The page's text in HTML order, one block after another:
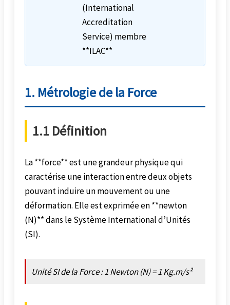
(International
Accreditation
Service) membre
**ILAC**
1. Métrologie de la Force
1.1 Définition
La **force** est une grandeur physique qui
caractérise une interaction entre deux objets
pouvant induire un mouvement ou une
déformation. Elle est exprimée en **newton
(N)** dans le Système International d’Unités
(SI).
Unité SI de la Force : 1 Newton (N) = 1 Kg.m/s²